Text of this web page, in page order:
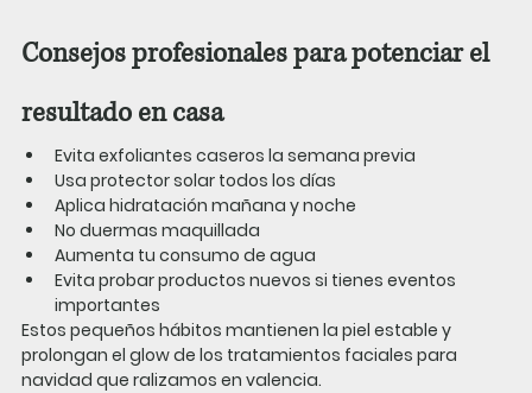
Consejos profesionales para potenciar el
resultado en casa
Evita exfoliantes caseros la semana previa
Usa protector solar todos los días
Aplica hidratación mañana y noche
No duermas maquillada
Aumenta tu consumo de agua
Evita probar productos nuevos si tienes eventos
importantes
Estos pequeños hábitos mantienen la piel estable y
prolongan el glow de los tratamientos faciales para
navidad que ralizamos en valencia.